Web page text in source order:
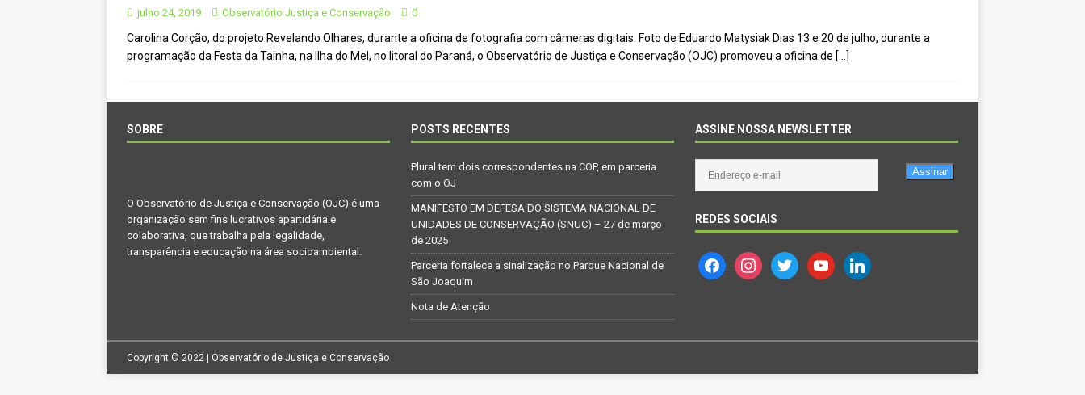
[ novembro 29, 2024 ] Nota de Atenção CIDADANIA
[ novembro 11, 2024 ] Nota de Repúdio OPINIÃO
Ameaças do pinus e eucalipto às Florestas com Araucárias nos estados do
Paraná e Santa Catarina MEIO AMBIENTE
[ abril 11, 2022 ] Papagaio-verdadeiro: comércio ilegal faz com que aves percam o habitat natural
CIDADANIA
julho 24, 2019 Observatório Justiça e Conservação 0
Carolina Corção, do projeto Revelando Olhares, durante a oficina de fotografia com câmeras digitais. Foto de Eduardo Matysiak Dias 13 e 20 de julho, durante a
programação da Festa da Tainha, na Ilha do Mel, no litoral do Paraná, o Observatório de Justiça e Conservação (OJC) promoveu a oficina de […]
SOBRE
O Observatório de Justiça e Conservação (OJC) é uma
organização sem fins lucrativos apartidária e
colaborativa, que trabalha pela legalidade,
transparência e educação na área socioambiental.
POSTS RECENTES
Plural tem dois correspondentes na COP, em parceria
com o OJ
MANIFESTO EM DEFESA DO SISTEMA NACIONAL DE
UNIDADES DE CONSERVAÇÃO (SNUC) – 27 de março
de 2025
Parceria fortalece a sinalização no Parque Nacional de
São Joaquim
Nota de Atenção
ASSINE NOSSA NEWSLETTER
Assinar
REDES SOCIAIS
Copyright © 2022 | Observatório de Justiça e Conservação